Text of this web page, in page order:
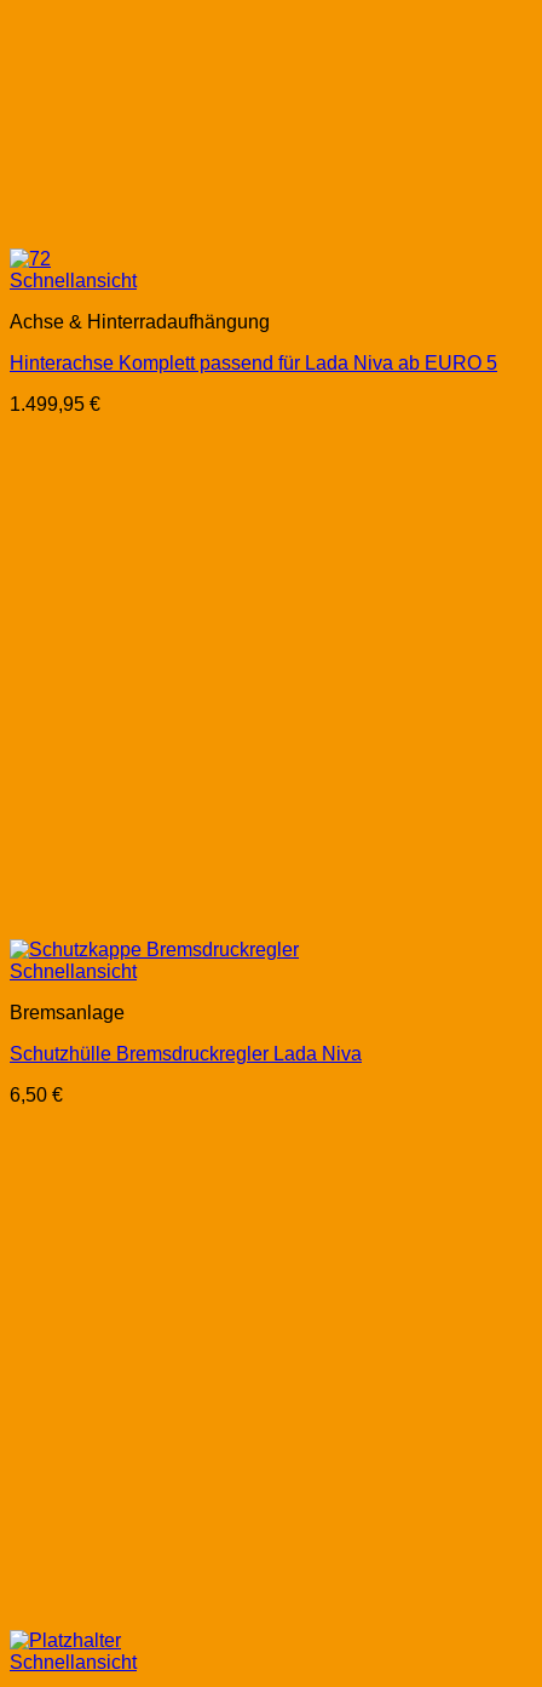
Schnellansicht
Achse & Hinterradaufhängung
Hinterachse Komplett passend für Lada Niva ab EURO 5
1.499,95 €
Schnellansicht
Bremsanlage
Schutzhülle Bremsdruckregler Lada Niva
6,50 €
Schnellansicht